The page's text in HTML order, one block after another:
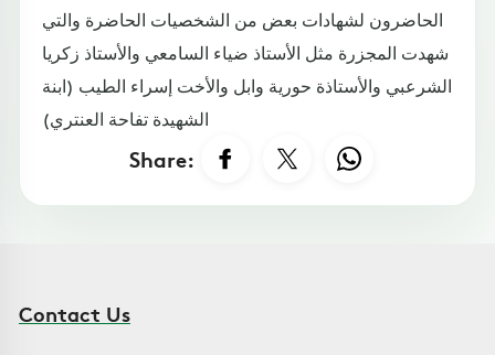
الحاضرون لشهادات بعض من الشخصيات الحاضرة والتي
شهدت المجزرة مثل الأستاذ ضياء السامعي والأستاذ زكريا
الشرعبي والأستاذة حورية وابل والأخت إسراء الطيب (ابنة
الشهيدة تفاحة العنتري)
Share:
Contact Us